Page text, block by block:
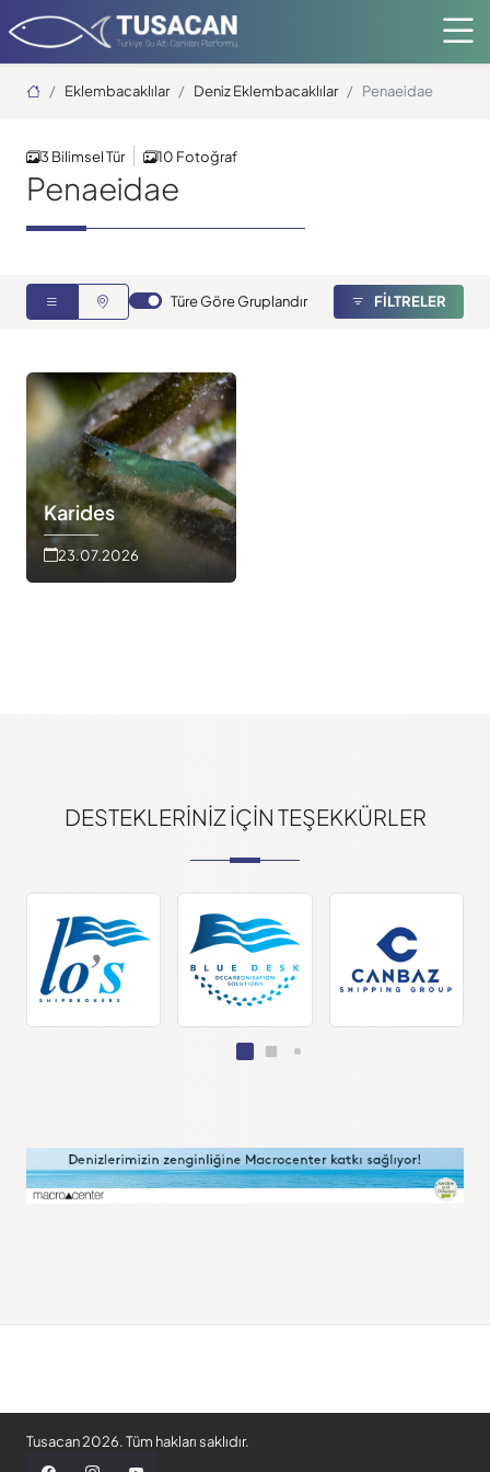
Ana Sayfa
Eklembacaklılar Deniz Eklembacaklılar Penaeidae
3 Bilimsel Tür 10 Fotoğraf
Penaeidae
Türe Göre Gruplandır FİLTRELER
Karides
23.07.2026
DESTEKLERINIZ IÇIN TEŞEKKÜRLER
Tusacan 2026. Tüm hakları saklıdır.